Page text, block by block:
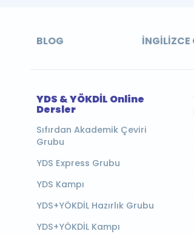
BLOG İNGILIZCE
YDS & YÖKDİL Online
Dersler
Sıfırdan Akademik Çeviri
Grubu
YDS Express Grubu
YDS Kampı
YDS+YÖKDİL Hazırlık Grubu
YDS+YÖKDİL Kampı